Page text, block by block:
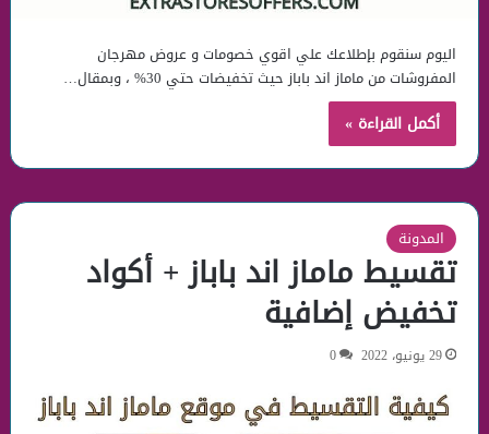
اليوم سنقوم بإطلاعك علي اقوي خصومات و عروض مهرجان
المفروشات من ماماز اند باباز حيث تخفيضات حتي 30% ، وبمقال…
أكمل القراءة »
المدونة
تقسيط ماماز اند باباز + أكواد
تخفيض إضافية
29 يونيو، 2022 0